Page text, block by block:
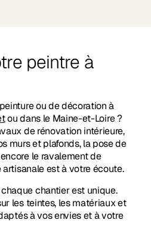
peintre à
ou de décoration à
ou dans le Maine-et-Loire ?
de rénovation intérieure,
murs et plafonds, la pose de
le ravalement de
est à votre écoute.
chantier est unique.
les teintes, les matériaux et
à vos envies et à votre